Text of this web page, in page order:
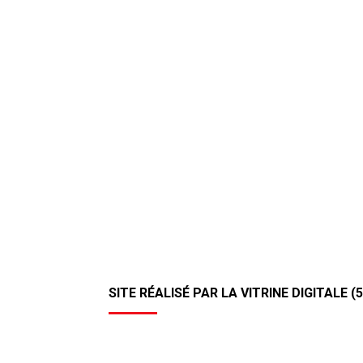
SITE RÉALISÉ PAR LA VITRINE DIGITALE